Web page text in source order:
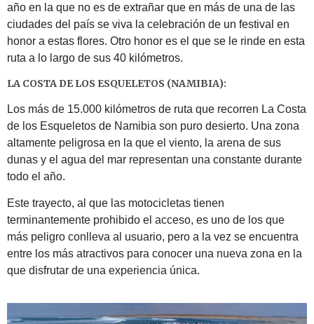
año en la que no es de extrañar que en más de una de las
ciudades del país se viva la celebración de un festival en
honor a estas flores. Otro honor es el que se le rinde en esta
ruta a lo largo de sus 40 kilómetros.
LA COSTA DE LOS ESQUELETOS (NAMIBIA):
Los más de 15.000 kilómetros de ruta que recorren La Costa
de los Esqueletos de Namibia son puro desierto. Una zona
altamente peligrosa en la que el viento, la arena de sus
dunas y el agua del mar representan una constante durante
todo el año.
Este trayecto, al que las motocicletas tienen
terminantemente prohibido el acceso, es uno de los que
más peligro conlleva al usuario, pero a la vez se encuentra
entre los más atractivos para conocer una nueva zona en la
que disfrutar de una experiencia única.